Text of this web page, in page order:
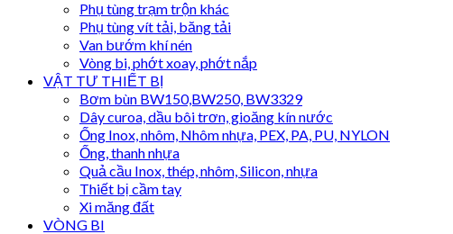
Phụ tùng trạm trộn khác
Phụ tùng vít tải, băng tải
Van bướm khí nén
Vòng bi, phớt xoay, phớt nắp
VẬT TƯ THIẾT BỊ
Bơm bùn BW150,BW250, BW3329
Dây curoa, dầu bôi trơn, gioăng kín nước
Ống Inox, nhôm, Nhôm nhựa, PEX, PA, PU, NYLON
Ống, thanh nhựa
Quả cầu Inox, thép, nhôm, Silicon, nhựa
Thiết bị cầm tay
Xi măng đất
VÒNG BI